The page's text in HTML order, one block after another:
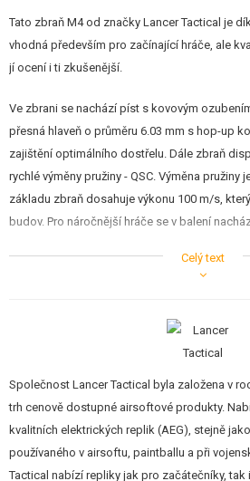
Tato zbraň M4 od značky Lancer Tactical je
vhodná především pro začínající hráče, ale
jí ocení i ti zkušenější.
Ve zbrani se nachází píst s kovovým
přesná hlaveň o průměru 6.03 mm s hop-up
zajištění optimálního dostřelu. Dále zbraň
rychlé výměny pružiny - QSC. Výměna pružiny
základu zbraň dosahuje výkonu 100 m/s,
budov. Pro náročnější hráče se v balení
Tělo, předpažbí a pažbička stylu 416 z
Nylonová odnímatelná sklopná mířidla
Výsuvná polohovatelná pažba PDW
Ergonomická kovová natahovací páka
Kovový záchyt zásobníku
Ražení firmy Lancer Tactical
Vlastní sériové číslo
Výkon 100 m/s, popř. 120 m/s
Píst s kovovým ozubením
Celý text
Společnost Lancer Tactical byla založena v
trh cenově dostupné airsoftové produkty.
kvalitních elektrických replik (AEG), stejně
používaného v airsoftu, paintballu a při
Tactical nabízí repliky jak pro začátečníky,